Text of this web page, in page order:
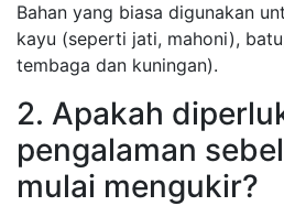
Bahan yang biasa digunakan
kayu (seperti jati, mahoni),
tembaga dan kuningan).
2. Apakah
pengalaman
mulai mengukir?